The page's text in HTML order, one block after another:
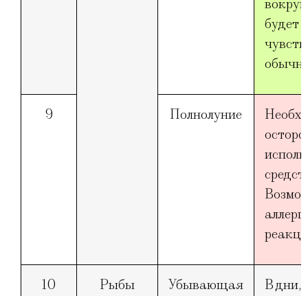
будет
9 Полнолуние
10 Рыбы Убывающая
В дни,